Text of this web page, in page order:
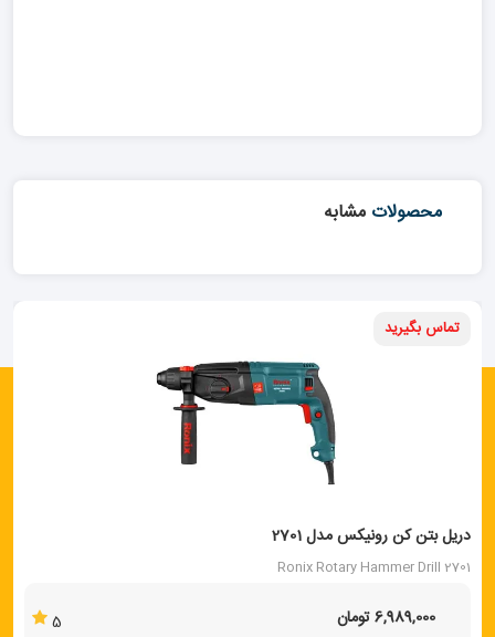
محصولات مشابه
تماس بگیرید
دریل بتن کن رونیکس مدل 2701
Ronix Rotary Hammer Drill 2701
6,989,000 تومان 5